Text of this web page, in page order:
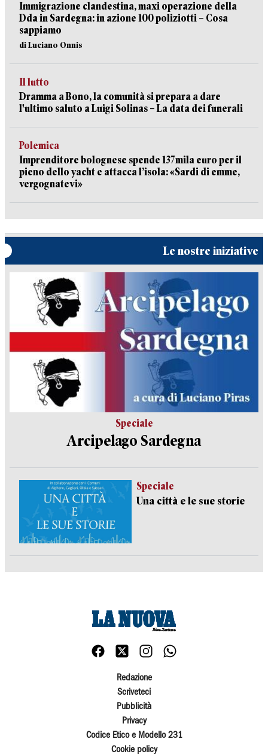
Immigrazione clandestina, maxi operazione della
Dda in Sardegna: in azione 100 poliziotti – Cosa
sappiamo
di Luciano Onnis
Il lutto
Dramma a Bono, la comunità si prepara a dare
l'ultimo saluto a Luigi Solinas – La data dei funerali
Polemica
Imprenditore bolognese spende 137mila euro per il
pieno dello yacht e attacca l’isola: «Sardi di emme,
vergognatevi»
Le nostre iniziative
Speciale
Arcipelago Sardegna
Speciale
Una città e le sue storie
Redazione
Scriveteci
Pubblicità
Privacy
Codice Etico e Modello 231
Cookie policy